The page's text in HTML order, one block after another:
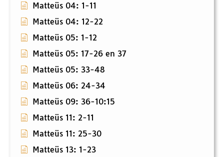
Matteüs 04: 1-11
Matteüs 04: 12-22
Matteüs 05: 1-12
Matteüs 05: 17-26 en 37
Matteüs 05: 33-48
Matteüs 06: 24-34
Matteüs 09: 36-10:15
Matteüs 11: 2-11
Matteüs 11: 25-30
Matteüs 13: 1-23